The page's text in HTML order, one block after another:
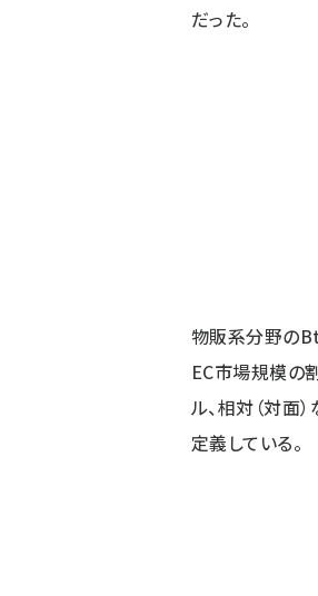
だった。
物販系分野の
EC市場規模の
ル、相対（対面
定義している。